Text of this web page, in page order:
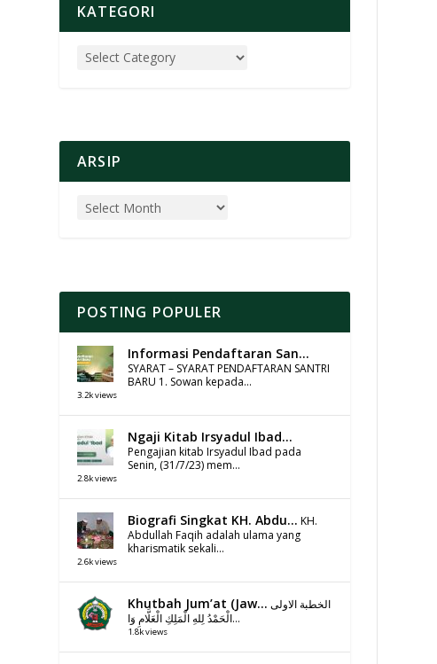
KATEGORI
ARSIP
POSTING POPULER
Informasi Pendaftaran San...
SYARAT – SYARAT PENDAFTARAN SANTRI
BARU 1. Sowan kepada...
3.2k views
Ngaji Kitab Irsyadul Ibad...
Pengajian kitab Irsyadul Ibad pada
Senin, (31/7/23) mem...
2.8k views
Biografi Singkat KH. Abdu... KH.
Abdullah Faqih adalah ulama yang
kharismatik sekali...
2.6k views
Khutbah Jum’at (Jaw... الخطبة الاولى
الْحَمْدُ لِلهِ الْمَلِكِ الْعَلَّامِ وَا...
1.8k views